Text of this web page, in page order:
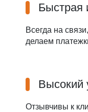
Быстрая
Всегда на
делаем
Высокий
Отзывчивы к